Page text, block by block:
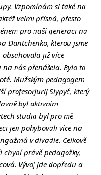
Vzpomínám si také na
velmi přísná, přesto
pro naší generaci na
Dantchenko, kterou jsme
obsahovala již více
na nás přenášela. Bylo to
Mužským pedagogem
profesorJurij Slypyč, který
byl aktivním
studia byl pro mě
jen pohybovali více na
v divadle. Celkově
chybí právě pedagožky,
Vývoj jde dopředu a